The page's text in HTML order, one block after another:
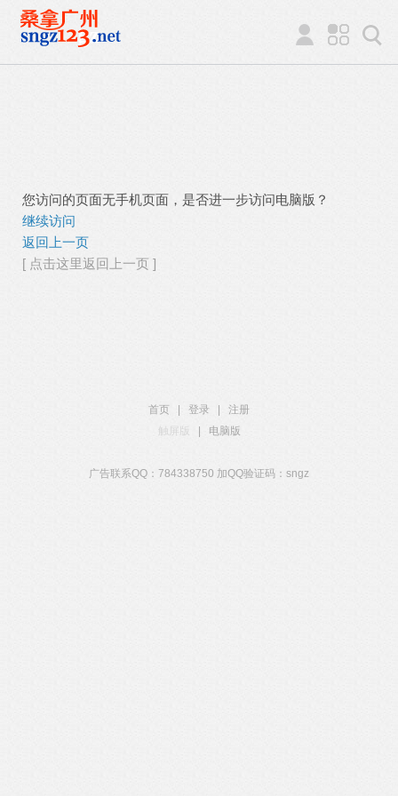
您访问的页面无手机页面，是否进一步访问电脑版？
继续访问
返回上一页
[ 点击这里返回上一页 ]
首页 登录
注册
触屏版
电脑版
广告联系QQ：784338750 加QQ验证码：sngz